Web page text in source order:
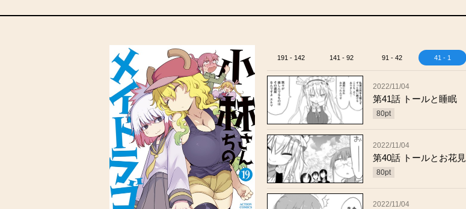
191 - 142 141 - 92 91 - 42 41 - 1
2022/11/04
第41話 トールと睡眠
80pt
2022/11/04
第40話 トールとお花見
80pt
2022/11/04